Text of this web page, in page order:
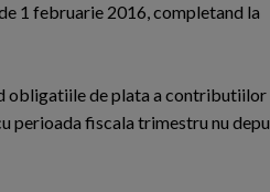
1 februarie 2016, completand la
obligatiile de plata a contributiilor
perioada fiscala trimestru nu